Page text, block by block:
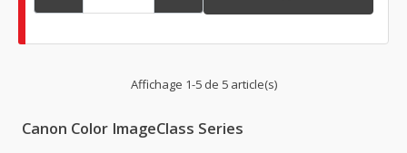
Affichage 1-5 de 5 article(s)
Canon Color ImageClass Series